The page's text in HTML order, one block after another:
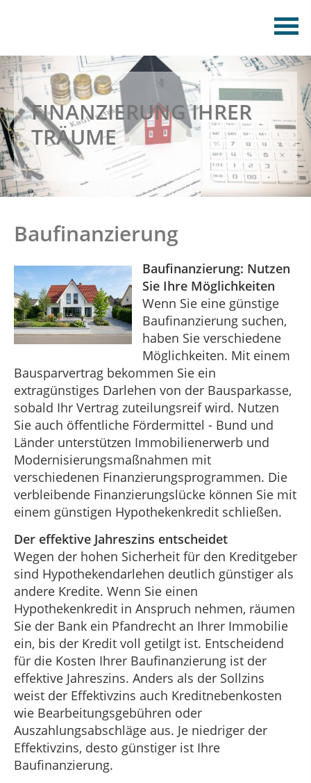
FINANZIERUNG IHRER
TRÄUME
Baufinanzierung
Baufinanzierung: Nutzen
Sie Ihre Möglichkeiten
Wenn Sie eine günstige
Baufinanzierung suchen,
haben Sie verschiedene
Möglichkeiten. Mit einem
Bausparvertrag bekommen Sie ein
extragünstiges Darlehen von der Bausparkasse,
sobald Ihr Vertrag zuteilungsreif wird. Nutzen
Sie auch öffentliche Fördermittel - Bund und
Länder unterstützen Immobilienerwerb und
Modernisierungsmaßnahmen mit
verschiedenen Finanzierungsprogrammen. Die
verbleibende Finanzierungslücke können Sie mit
einem günstigen Hypothekenkredit schließen.
Der effektive Jahreszins entscheidet
Wegen der hohen Sicherheit für den Kreditgeber
sind Hypothekendarlehen deutlich günstiger als
andere Kredite. Wenn Sie einen
Hypothekenkredit in Anspruch nehmen, räumen
Sie der Bank ein Pfandrecht an Ihrer Immobilie
ein, bis der Kredit voll getilgt ist. Entscheidend
für die Kosten Ihrer Baufinanzierung ist der
effektive Jahreszins. Anders als der Sollzins
weist der Effektivzins auch Kreditnebenkosten
wie Bearbeitungsgebühren oder
Auszahlungsabschläge aus. Je niedriger der
Effektivzins, desto günstiger ist Ihre
Baufinanzierung.